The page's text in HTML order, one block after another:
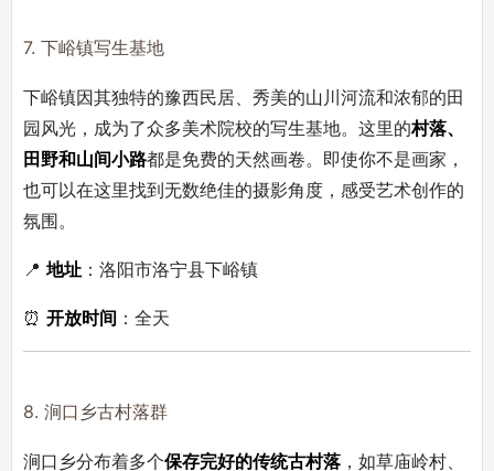
7. 下峪镇写生基地
下峪镇因其独特的豫西民居、秀美的山川河流和浓郁的田
园风光，成为了众多美术院校的写生基地。这里的村落、
田野和山间小路都是免费的天然画卷。即使你不是画家，
也可以在这里找到无数绝佳的摄影角度，感受艺术创作的
氛围。
📍 地址 ：洛阳市洛宁县下峪镇
⏰ 开放时间 ：全天
8. 涧口乡古村落群
涧口乡分布着多个保存完好的传统古村落 ，如草庙岭村、